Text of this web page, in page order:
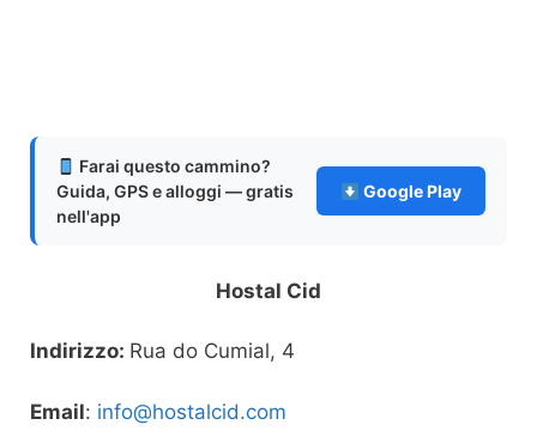
Farai questo cammino?
Guida, GPS e alloggi — gratis
nell'app
Google Play
Hostal Cid
Indirizzo: Rua do Cumial, 4
Email: info@hostalcid.com